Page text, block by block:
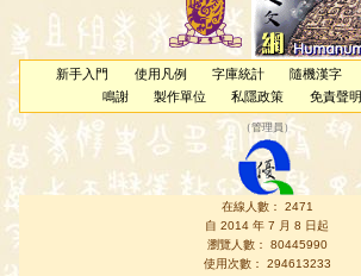
新手入門 使用凡例 字庫統計 隨機漢字
鳴謝
製作單位 私隱政策 免責聲明
（管理員 ）
在線人數： 2471
自 2014 年 7 月 8 日起
瀏覽人數： 80445990
使用次數： 294613233